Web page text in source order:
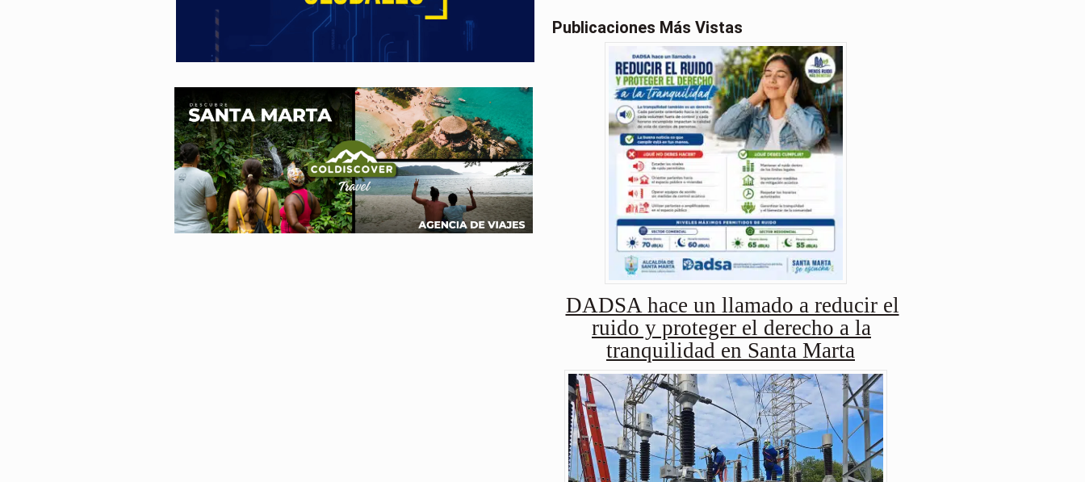
Publicaciones Más Vistas
DADSA hace un llamado a reducir el
ruido y proteger el derecho a la
tranquilidad en Santa Marta